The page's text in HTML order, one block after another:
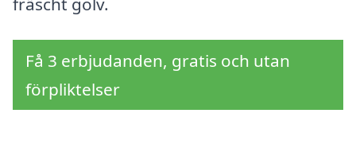
Få 3 erbjudanden, gratis och utan
förpliktelser